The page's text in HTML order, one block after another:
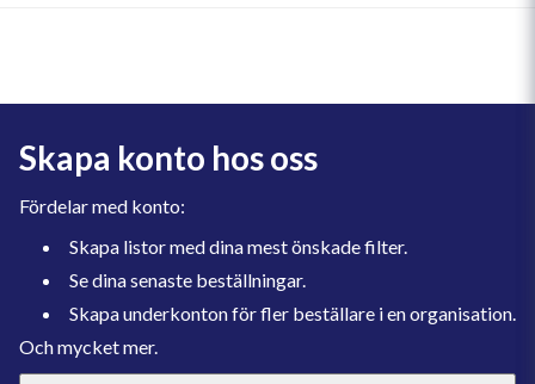
Skapa konto hos oss
Fördelar med konto:
Skapa listor med dina mest önskade filter.
Se dina senaste beställningar.
Skapa underkonton för fler beställare i en organisation.
Och mycket mer.